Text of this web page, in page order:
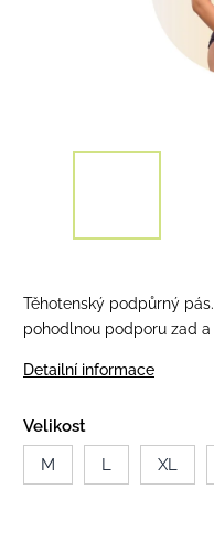
Těhotenský podpůrný
pohodlnou podporu zad a
Detailní informace
Velikost
M
L XL